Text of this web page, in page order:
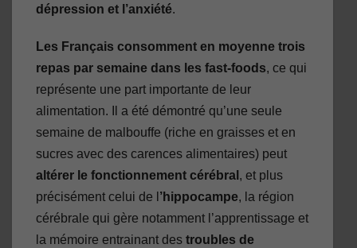
dépression et l’anxiété.
Les Français consomment en moyenne trois
repas par semaine dans les fast-foods, ce qui
représente une part importante de leur
alimentation. Il a été démontré qu’une seule
semaine de malbouffe (riche en graisses et en
sucres avec des carences alimentaires) peut
altérer le fonctionnement cérébral , et plus
précisément celui de l ’hippocampe, la région
cérébrale qui gère notamment l’apprentissage et
la mémoire entrainant des troubles de